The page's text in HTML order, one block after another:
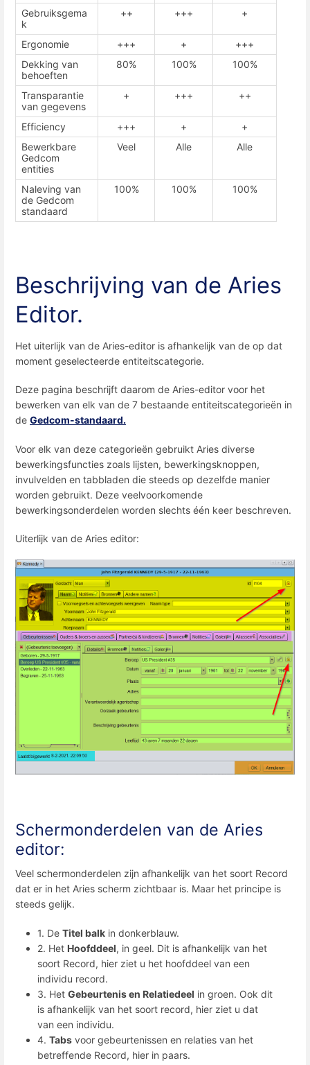
Gebruiksgema
k
++ +++ +
Ergonomie +++ +
+++
Dekking van
behoeften
80% 100% 100%
Transparantie
van gegevens
+ +++ ++
Efficiency +++ +
+
Bewerkbare
Gedcom
entities
Veel Alle Alle
Naleving van
de Gedcom
standaard
100% 100% 100%
Beschrijving van de Aries
Editor.
Het uiterlijk van de Aries-editor is afhankelijk van de op dat
moment geselecteerde entiteitscategorie.
Deze pagina beschrijft daarom de Aries-editor voor het
bewerken van elk van de 7 bestaande entiteitscategorieën in
de Gedcom-standaard.
Voor elk van deze categorieën gebruikt Aries diverse
bewerkingsfuncties zoals lijsten, bewerkingsknoppen,
invulvelden en tabbladen die steeds op dezelfde manier
worden gebruikt. Deze veelvoorkomende
bewerkingsonderdelen worden slechts één keer beschreven.
Uiterlijk van de Aries editor:
Schermonderdelen van de Aries
editor:
Veel schermonderdelen zijn afhankelijk van het soort Record
dat er in het Aries scherm zichtbaar is. Maar het principe is
steeds gelijk.
1. De Titel balk in donkerblauw.
2. Het Hoofddeel, in geel. Dit is afhankelijk van het
soort Record, hier ziet u het hoofddeel van een
individu record.
3. Het Gebeurtenis en Relatiedeel in groen. Ook dit
is afhankelijk van het soort record, hier ziet u dat
van een individu.
4. Tabs voor gebeurtenissen en relaties van het
betreffende Record, hier in paars.